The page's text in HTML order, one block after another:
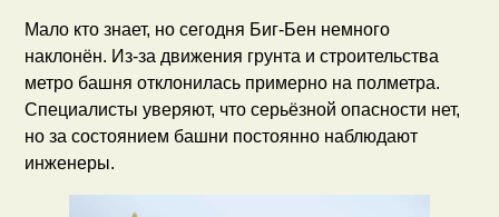
Мало кто знает, но сегодня Биг-Бен немного
наклонён. Из-за движения грунта и строительства
метро башня отклонилась примерно на полметра.
Специалисты уверяют, что серьёзной опасности нет,
но за состоянием башни постоянно наблюдают
инженеры.